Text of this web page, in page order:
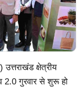
उत्तराखंड क्षेत्रीय
2.0 गुरवार से शुरू हो